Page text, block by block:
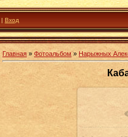
| Вход
Главная » Фотоальбом» Нарыжных
В